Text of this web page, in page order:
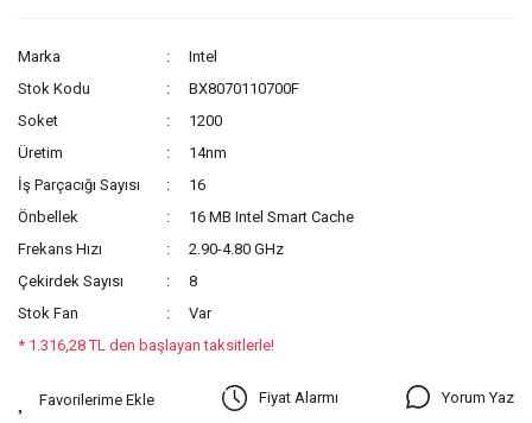
Marka
Intel
Stok Kodu
BX8070110700F
Soket
1200
Üretim
14nm
İş Parçacığı Sayısı
16
Önbellek
16 MB Intel Smart Cache
Frekans Hızı
2.90-4.80 GHz
Çekirdek Sayısı
8
Stok Fan
Var
* 1.316,28 TL den başlayan taksitlerle!
Fiyat Alarmı Yorum Yaz